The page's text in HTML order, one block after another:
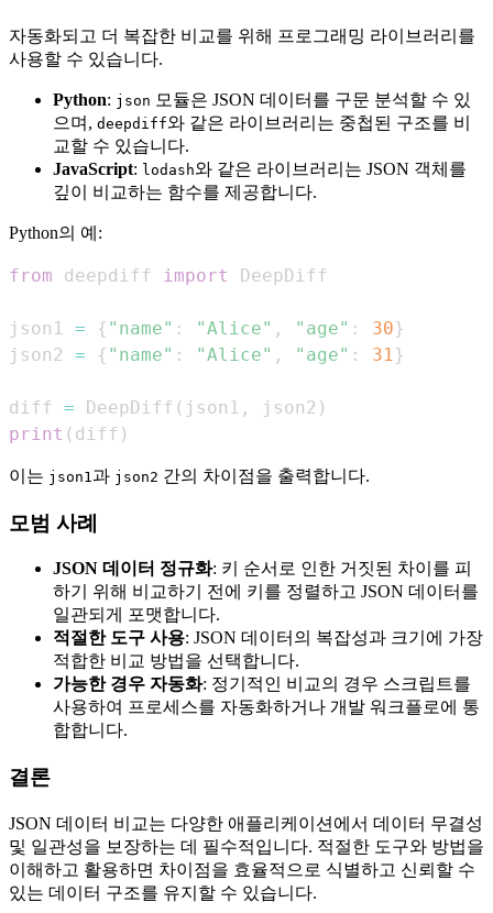
자동화되고 더 복잡한 비교를 위해 프로그래밍 라이브러리를
사용할 수 있습니다.
Python: json 모듈은 JSON 데이터를 구문 분석할 수 있
으며, deepdiff와 같은 라이브러리는 중첩된 구조를 비
교할 수 있습니다.
JavaScript: lodash와 같은 라이브러리는 JSON 객체를
깊이 비교하는 함수를 제공합니다.
Python의 예:
from deepdiff import
json1 = { "name" : "Alice" , "age" : 30}
json2 = { "name" : "Alice" , "age" : 31}
diff = DeepDiff ( json1 , json2 )
print ( diff )
이는 json1과 json2 간의 차이점을 출력합니다.
모범 사례
JSON 데이터 정규화: 키 순서로 인한 거짓된 차이를 피
하기 위해 비교하기 전에 키를 정렬하고 JSON 데이터를
일관되게 포맷합니다.
적절한 도구 사용: JSON 데이터의 복잡성과 크기에 가장
적합한 비교 방법을 선택합니다.
가능한 경우 자동화: 정기적인 비교의 경우 스크립트를
사용하여 프로세스를 자동화하거나 개발 워크플로에 통
합합니다.
결론
JSON 데이터 비교는 다양한 애플리케이션에서 데이터 무결성
및 일관성을 보장하는 데 필수적입니다. 적절한 도구와 방법을
이해하고 활용하면 차이점을 효율적으로 식별하고 신뢰할 수
있는 데이터 구조를 유지할 수 있습니다.